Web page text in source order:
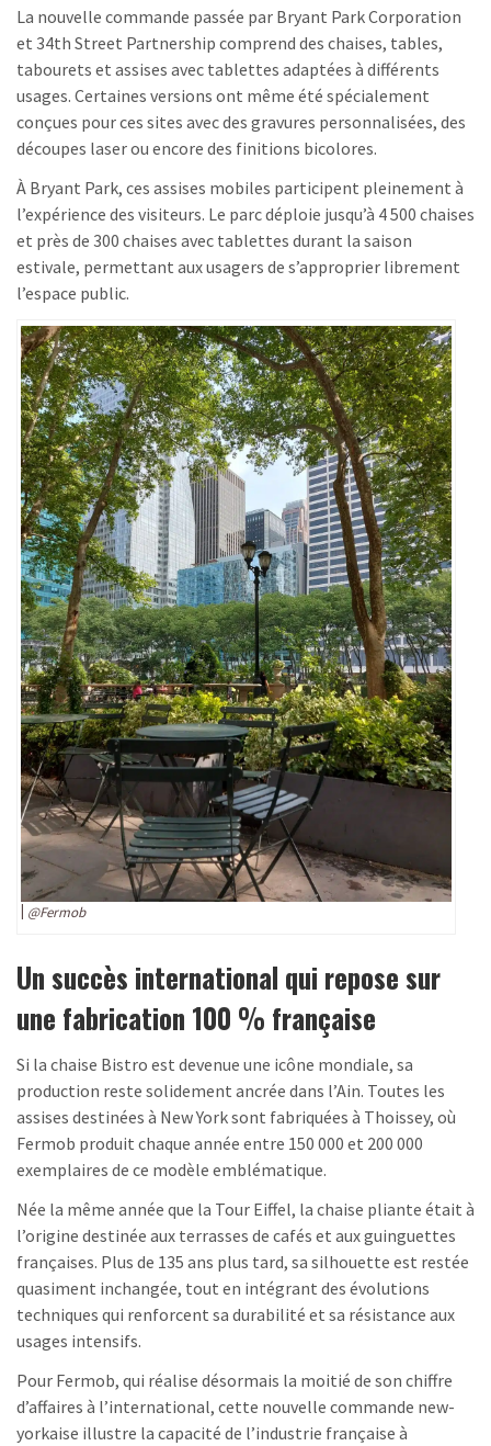
La nouvelle commande passée par Bryant Park Corporation
et 34th Street Partnership comprend des chaises, tables,
tabourets et assises avec tablettes adaptées à différents
usages. Certaines versions ont même été spécialement
conçues pour ces sites avec des gravures personnalisées, des
découpes laser ou encore des finitions bicolores.
À Bryant Park, ces assises mobiles participent pleinement à
l’expérience des visiteurs. Le parc déploie jusqu’à 4 500 chaises
et près de 300 chaises avec tablettes durant la saison
estivale, permettant aux usagers de s’approprier librement
l’espace public.
@Fermob
Un succès international qui repose sur
une fabrication 100 % française
Si la chaise Bistro est devenue une icône mondiale, sa
production reste solidement ancrée dans l’Ain. Toutes les
assises destinées à New York sont fabriquées à Thoissey, où
Fermob produit chaque année entre 150 000 et 200 000
exemplaires de ce modèle emblématique.
Née la même année que la Tour Eiffel, la chaise pliante était à
l’origine destinée aux terrasses de cafés et aux guinguettes
françaises. Plus de 135 ans plus tard, sa silhouette est restée
quasiment inchangée, tout en intégrant des évolutions
techniques qui renforcent sa durabilité et sa résistance aux
usages intensifs.
Pour Fermob, qui réalise désormais la moitié de son chiffre
d’affaires à l’international, cette nouvelle commande new-
yorkaise illustre la capacité de l’industrie française à